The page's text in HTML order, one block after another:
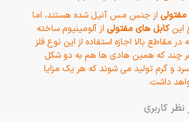
از جنس مس آنیل شده هستند، اما
اینکابل های مفتولی از آلومینیوم ساخته
مقاطع بالا اجازه استفاده از این نوع فلز
چند که همین هادی ها هم به دو شکل
و گرم تولید می شوند که هر یک مزایا
داشت.
کاربری